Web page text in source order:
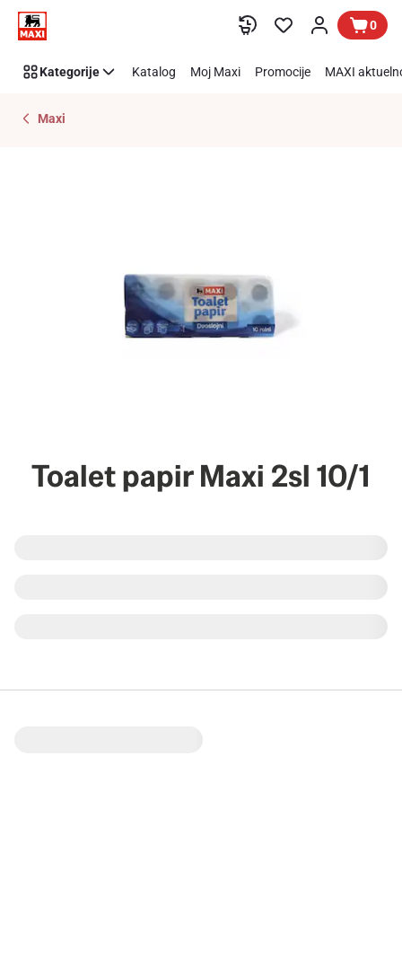
Preskoči link 0
Kategorije Katalog Moj Maxi Promocije MAXI
Maxi
Toalet papir Maxi 2sl 10/1